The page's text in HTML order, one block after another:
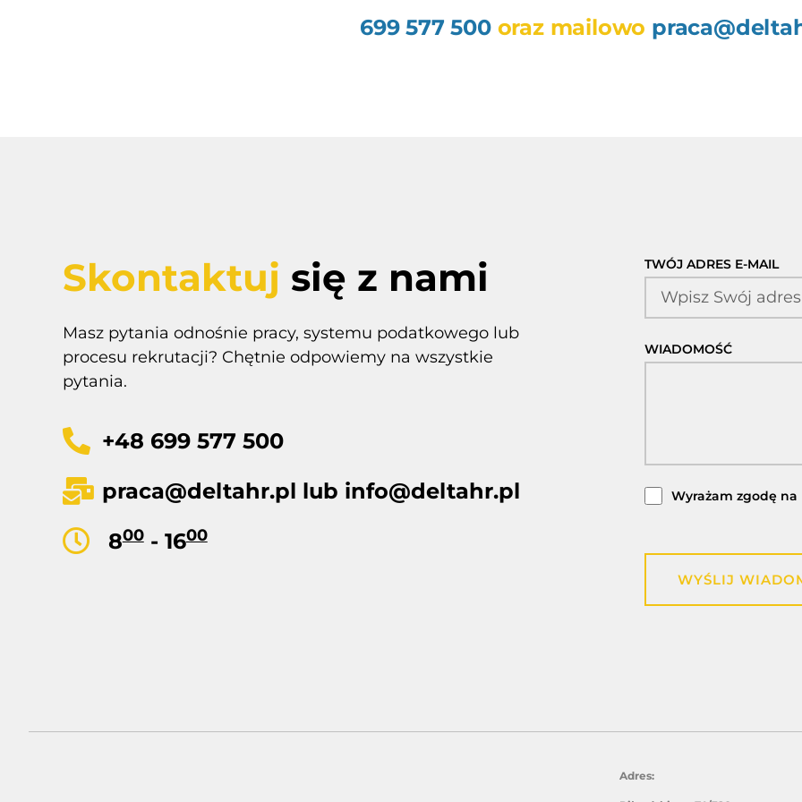
699 577 500 oraz mailowo
Skontaktuj się z nami
Masz pytania odnośnie pracy, systemu podatkowego lub
procesu rekrutacji? Chętnie odpowiemy na wszystkie
pytania.
+48 699 577 500
praca@deltahr.pl lub info@deltahr.pl
800- 1600
TWÓJ ADRES E-MAIL
WIADOMOŚĆ
Wyrażam zgodę
WYŚLIJ
Adres: